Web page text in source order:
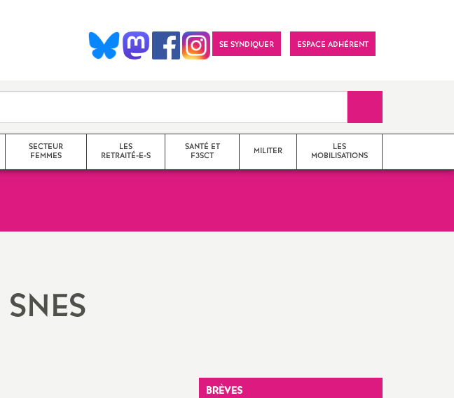
SE SYNDIQUER ESPACE ADHÉRENT
SECTEUR
FEMMES
LES
RETRAITÉ-E-S
SANTÉ ET
F3SCT
MILITER
GroupeLGBTQIA
LES
MOBILISATIONS
SNES
BRÈVES